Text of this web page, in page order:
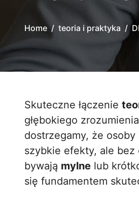
Home teoria i praktyka
Skuteczne łączenie
głębokiego zrozumienia
dostrzegamy, że osoby
szybkie efekty, ale bez
bywają mylne lub
się fundamentem